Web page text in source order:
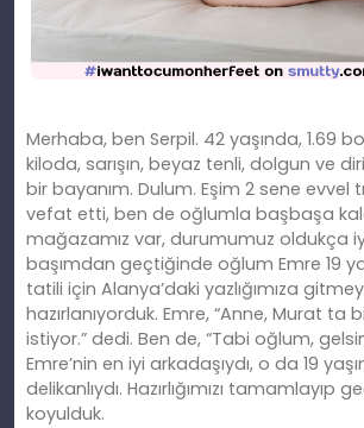
Merhaba, ben Serpil. 42 yaşında, 1.69
kiloda, sarışın, beyaz tenli, dolgun ve
bir bayanım. Dulum. Eşim 2 sene evvel
vefat etti, ben de oğlumla başbaşa
mağazamız var, durumumuz oldukça
başımdan geçtiğinde oğlum Emre 19
tatili için Alanya’daki yazlığımıza
hazırlanıyorduk. Emre, “Anne, Murat ta
istiyor.” dedi. Ben de, “Tabi oğlum,
Emre’nin en iyi arkadaşıydı, o da 19
delikanlıydı. Hazırlığımızı tamamlayıp
koyulduk.